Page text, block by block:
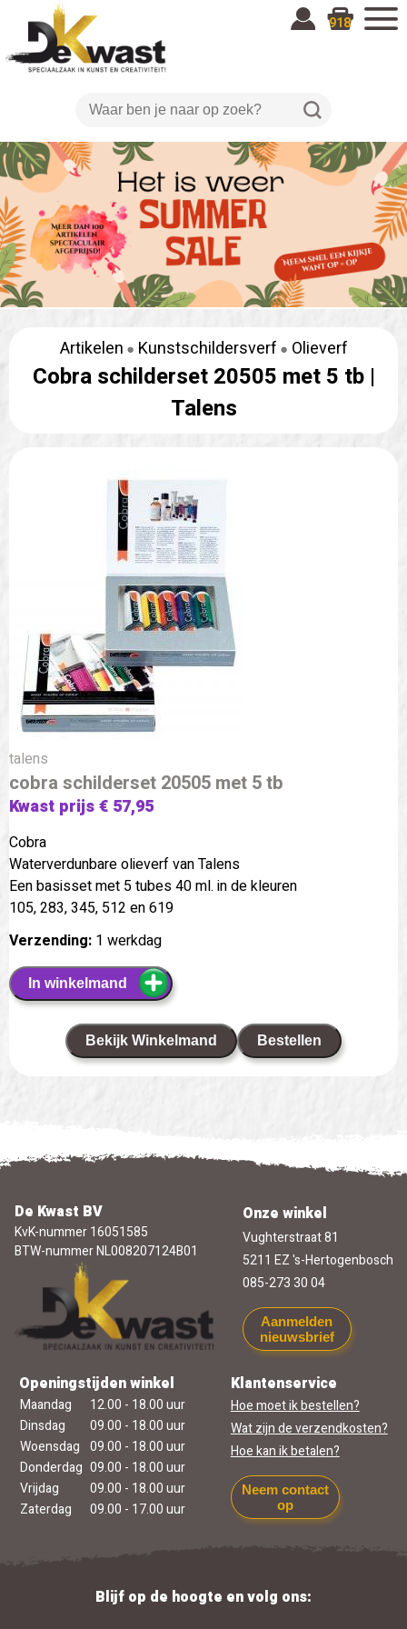
918
Artikelen Kunstschildersverf Olieverf
Cobra schilderset 20505 met 5 tb |
Talens
talens
cobra schilderset 20505 met 5 tb
Kwast prijs € 57,95
Cobra
Waterverdunbare olieverf van Talens
Een basisset met 5 tubes 40 ml. in de kleuren
105, 283, 345, 512 en 619
Verzending: 1 werkdag
In winkelmand
Bekijk Winkelmand Bestellen
De Kwast BV
KvK-nummer 16051585
BTW-nummer NL008207124B01
Onze winkel
Vughterstraat 81
5211 EZ 's-Hertogenbosch
085-273 30 04
Aanmelden
nieuwsbrief
Openingstijden winkel
Maandag
12.00 - 18.00 uur
Dinsdag
09.00 - 18.00 uur
Woensdag 09.00 - 18.00 uur
Donderdag 09.00 - 18.00 uur
Vrijdag
09.00 - 18.00 uur
Zaterdag
09.00 - 17.00 uur
Klantenservice
Hoe moet ik bestellen?
Wat zijn de verzendkosten?
Hoe kan ik betalen?
Neem contact
op
Blijf op de hoogte en volg ons: